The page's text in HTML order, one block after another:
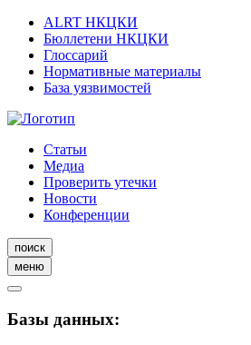
ALRT НКЦКИ
Бюллетени НКЦКИ
Глоссарий
Нормативные материалы
База уязвимостей
Статьи
Медиа
Проверить утечки
Новости
Конференции
поиск
меню
Базы данных: